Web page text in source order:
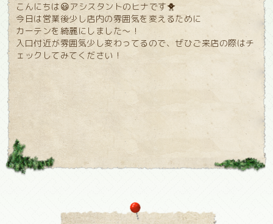
こんにちは😃アシスタントのヒナです🐥
今日は営業後少し店内の雰囲気を変えるために
カーテンを綺麗にしました〜！
入口付近が雰囲気少し変わってるので、ぜひご来店の際はチ
ェックしてみてください！